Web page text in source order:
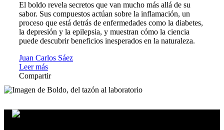
El boldo revela secretos que van mucho más allá de su
sabor. Sus compuestos actúan sobre la inflamación, un
proceso que está detrás de enfermedades como la diabetes,
la depresión y la epilepsia, y muestran cómo la ciencia
puede descubrir beneficios inesperados en la naturaleza.
Juan Carlos Sáez
Leer más
Compartir